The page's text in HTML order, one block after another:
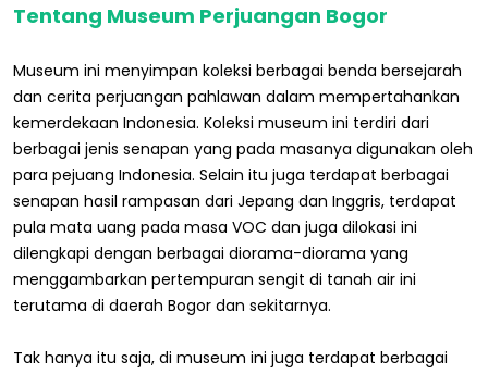
Tentang Museum Perjuangan Bogor
Museum ini menyimpan koleksi berbagai benda bersejarah
dan cerita perjuangan pahlawan dalam mempertahankan
kemerdekaan Indonesia. Koleksi museum ini terdiri dari
berbagai jenis senapan yang pada masanya digunakan oleh
para pejuang Indonesia. Selain itu juga terdapat berbagai
senapan hasil rampasan dari Jepang dan Inggris, terdapat
pula mata uang pada masa VOC dan juga dilokasi ini
dilengkapi dengan berbagai diorama-diorama yang
menggambarkan pertempuran sengit di tanah air ini
terutama di daerah Bogor dan sekitarnya.
Tak hanya itu saja, di museum ini juga terdapat berbagai